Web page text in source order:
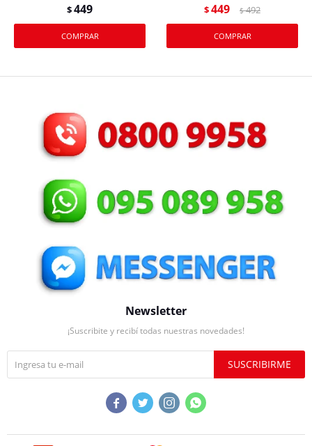
$449 $449 $ 492
Newsletter
¡Suscribite y recibí todas nuestras novedades!
SUSCRIBIRME
   